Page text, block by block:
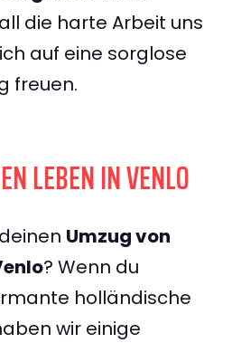
die harte Arbeit uns
auf eine sorglose
freuen.
LEBEN IN VENLO
Umzug von
? Wenn du
holländische
wir einige